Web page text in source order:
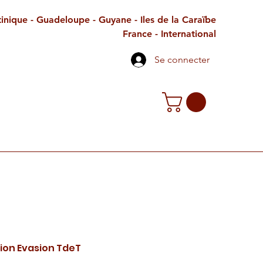
- Guadeloupe - Guyane - Iles de la Caraïbe
France - International
Se connecter
Evasion TdeT